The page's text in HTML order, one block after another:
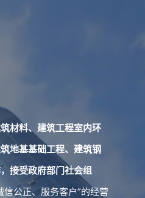
材料、建筑工程室内环
地基基础工程、建筑钢
接受政府部门社会组
信公正、服务客户”的经营